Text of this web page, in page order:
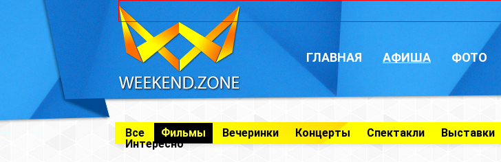
ГЛАВНАЯ АФИША ФОТО
Все Фильмы Вечеринки Концерты Спектакли
Выставки
Интересно